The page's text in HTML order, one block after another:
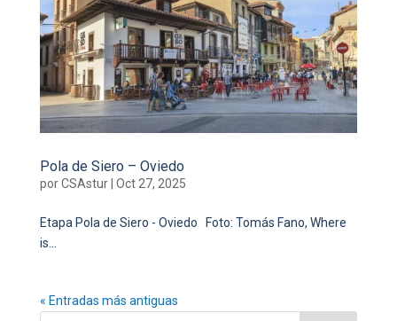
Pola de Siero – Oviedo
porCSAstur| Oct 27, 2025
Etapa Pola de Siero - Oviedo Foto: Tomás Fano, Where
is...
« Entradas más antiguas